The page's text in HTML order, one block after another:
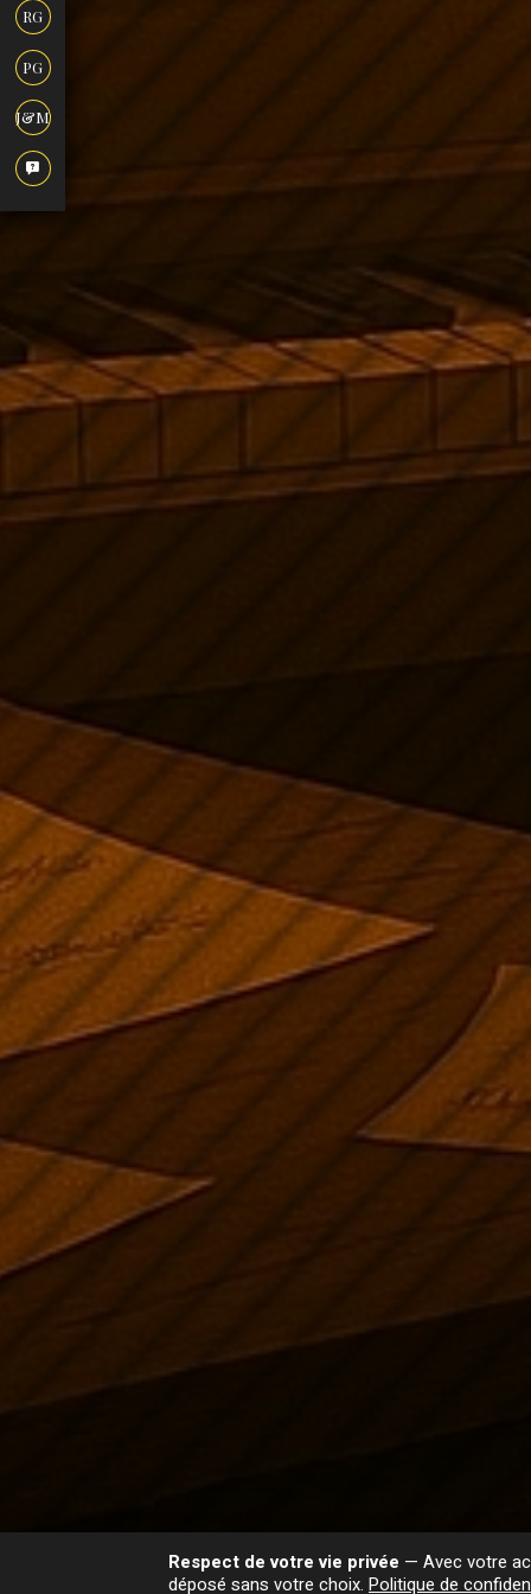
RG
PG
J&M
Respect de votre vie privée — Avec votre
déposé sans votre choix. Politique de